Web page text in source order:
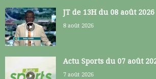
JT de 13H du 08 août 2026
8 août 2026
Actu Sports du 07 août
7 août 2026